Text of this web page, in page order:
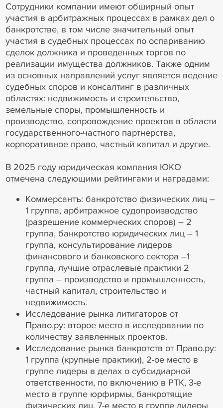
Сотрудники компании имеют обширный опыт
участия в арбитражных процессах в рамках дел о
банкротстве, в том числе значительный опыт
участия в судебных процессах по оспариванию
сделок должника и проведенных торгов по
реализации имущества должников. Также одним
из основных направлений услуг является ведение
судебных споров и консалтинг в различных
областях: недвижимость и строительство,
земельные споры, промышленность и
производство, сопровождение проектов в области
государственного-частного партнерства,
корпоративное право, частный капитал и другие.
В 2025 году юридическая компания ЮКО
отмечена следующими рейтингами и наградами:
Коммерсантъ: банкротство физических лиц –
1 группа, арбитражное судопроизводство
(разрешение коммерческих споров) – 2
группа, банкротство юридических лиц – 1
группа, консультирование лидеров
финансового и банковского сектора –1
группа, лучшие отраслевые практики 2
группа – производство и промышленность,
частный капитал, строительство и
недвижимость.
Исследование рынка литигаторов от
Право.ру: второе место в исследовании по
количеству заявленных проектов.
Исследование рынка банкротств от Право.ру:
1 группа (крупные практики), 2-ое место в
группе лидеры в делах о субсидиарной
ответственности, по включению в РТК, 3-е
место в группе юрфирмы, банкротящие
физических лиц, 7-е место в группе лидеры